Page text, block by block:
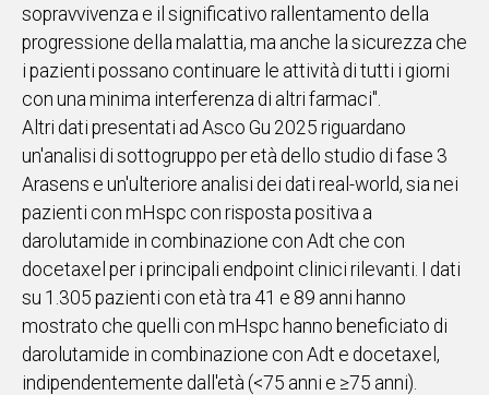
sopravvivenza e il significativo rallentamento della
progressione della malattia, ma anche la sicurezza che
i pazienti possano continuare le attività di tutti i giorni
con una minima interferenza di altri farmaci".
Altri dati presentati ad Asco Gu 2025 riguardano
un'analisi di sottogruppo per età dello studio di fase 3
Arasens e un'ulteriore analisi dei dati real-world, sia nei
pazienti con mHspc con risposta positiva a
darolutamide in combinazione con Adt che con
docetaxel per i principali endpoint clinici rilevanti. I dati
su 1.305 pazienti con età tra 41 e 89 anni hanno
mostrato che quelli con mHspc hanno beneficiato di
darolutamide in combinazione con Adt e docetaxel,
indipendentemente dall'età (<75 anni e ≥75 anni).